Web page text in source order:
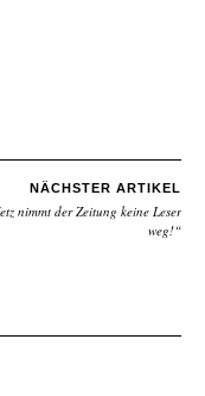
NÄCHSTER ARTIKEL
nimmt der Zeitung keine Leser
weg!“